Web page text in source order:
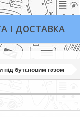
І ДОСТАВКА
під бутановим газом